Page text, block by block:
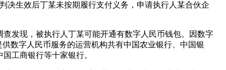
决生效后丁某未按期履行支付义务，申请执行人某合伙企
发现，被执行人丁某可能开通有数字人民币钱包。因数字
数字人民币服务的运营机构共有中国农业银行、中国银
工商银行等十家银行。